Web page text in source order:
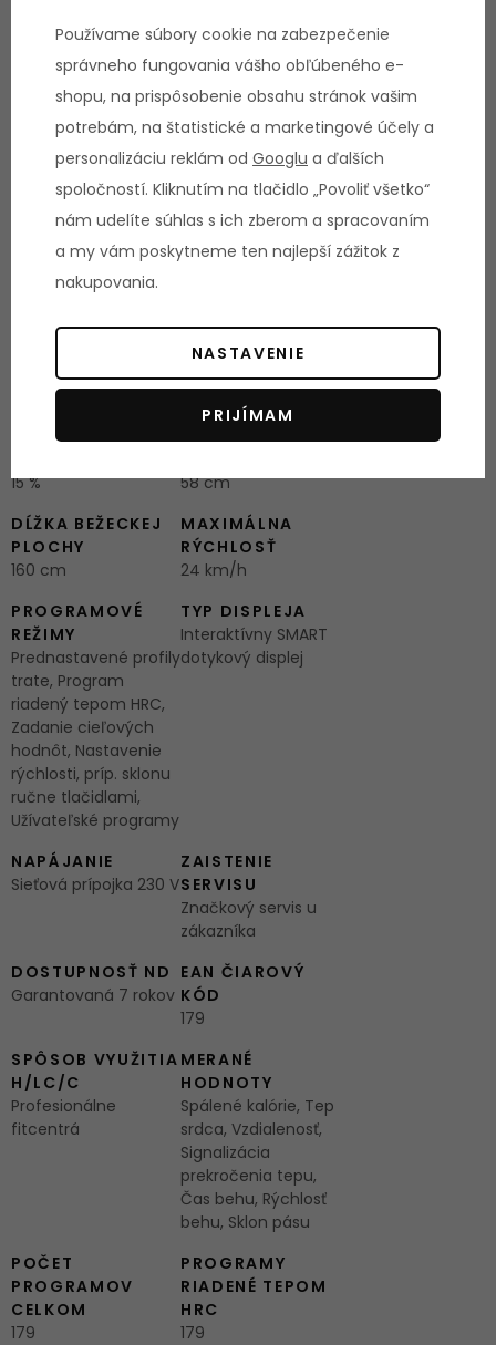
Záruka pre ľahko a plne komerčné
využitie:2 roky
Parametre
HMOTNOSŤ
STROJA
160 kg
DĹŽKA STROJA
207 cm
ŠÍRKA STROJA
94 cm
NOSNOSŤ
160 cm
VÝKON MOTORU
9 HP
MAXIMÁLNY
15 %
58 cm
DĹŽKA BEŽECKEJ
PLOCHY
160 cm
MAXIMÁLNA
RÝCHLOSŤ
24 km/h
PROGRAMOVÉ
REŽIMY
Prednastavené profily
trate, Program
riadený tepom HRC,
Zadanie cieľových
hodnôt, Nastavenie
rýchlosti, príp. sklonu
ručne tlačidlami,
Užívateľské programy
TYP DISPLEJA
Interaktívny SMART
dotykový displej
NAPÁJANIE
Sieťová prípojka 230 V
ZAISTENIE
SERVISU
Značkový servis u
zákazníka
DOSTUPNOSŤ ND
Garantovaná 7 rokov
EAN ČIAROVÝ
KÓD
179
SPÔSOB VYUŽITIA
H/LC/C
Profesionálne
fitcentrá
MERANÉ
HODNOTY
Spálené kalórie, Tep
srdca, Vzdialenosť,
Signalizácia
prekročenia tepu,
Čas behu, Rýchlosť
behu, Sklon pásu
POČET
PROGRAMOV
CELKOM
179
PROGRAMY
RIADENÉ TEPOM
HRC
179
Používame súbory cookie na zabezpečenie
správneho fungovania vášho obľúbeného e-
shopu, na prispôsobenie obsahu stránok vašim
potrebám, na štatistické a marketingové účely a
personalizáciu reklám od Googlu a ďalších
spoločností. Kliknutím na tlačidlo „Povoliť všetko“
nám udelíte súhlas s ich zberom a spracovaním
a my vám poskytneme ten najlepší zážitok z
nakupovania.
NASTAVENIE
PRIJÍMAM